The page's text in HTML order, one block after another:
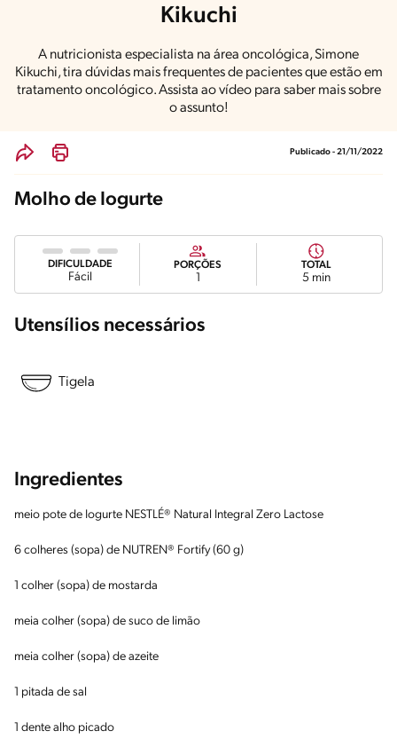
Kikuchi
A nutricionista especialista na área oncológica, Simone
Kikuchi, tira dúvidas mais frequentes de pacientes que estão em
tratamento oncológico. Assista ao vídeo para saber mais sobre
o assunto!
Publicado - 21/11/2022
Molho de Iogurte
DIFICULDADE
Fácil
PORÇÕES
1
TOTAL
5 min
Utensílios necessários
Tigela
Ingredientes
meio pote de Iogurte NESTLÉ® Natural Integral Zero Lactose
6 colheres (sopa) de NUTREN® Fortify (60 g)
1 colher (sopa) de mostarda
meia colher (sopa) de suco de limão
meia colher (sopa) de azeite
1 pitada de sal
1 dente alho picado